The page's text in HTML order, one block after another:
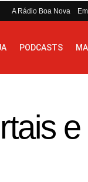
A Rádio Boa Nova
PODCASTS